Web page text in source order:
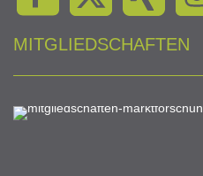
MITGLIEDSCHAFTEN